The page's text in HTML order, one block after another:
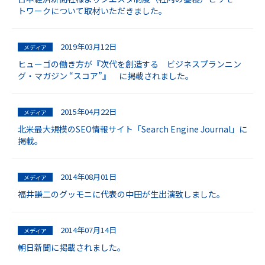
トワークについて取材いただきました。
メディア 2019年03月12日
ヒューゴの働き方が『次代を創造する ビジネスプランニン
グ・マガジン “スコア”』 に掲載されました。
メディア 2015年04月22日
北米最大規模のSEO情報サイト「Search Engine Journal」に
掲載。
メディア 2014年08月01日
福井謙二のグッモニに代表の中田が生出演致しました。
メディア 2014年07月14日
朝日新聞に掲載されました。